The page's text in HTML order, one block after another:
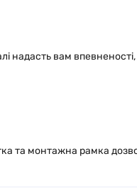
надасть вам
та монтажна рамка